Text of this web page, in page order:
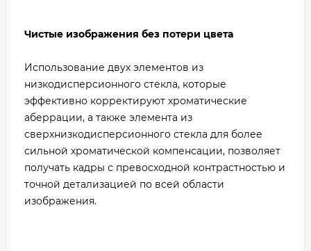
Чистые изображения без потери цвета
Использование двух элементов из
низкодисперсионного стекла, которые
эффективно корректируют хроматические
аберрации, а также элемента из
сверхнизкодисперсионного стекла для более
сильной хроматической компенсации, позволяет
получать кадры с превосходной контрастностью и
точной детализацией по всей области
изображения.